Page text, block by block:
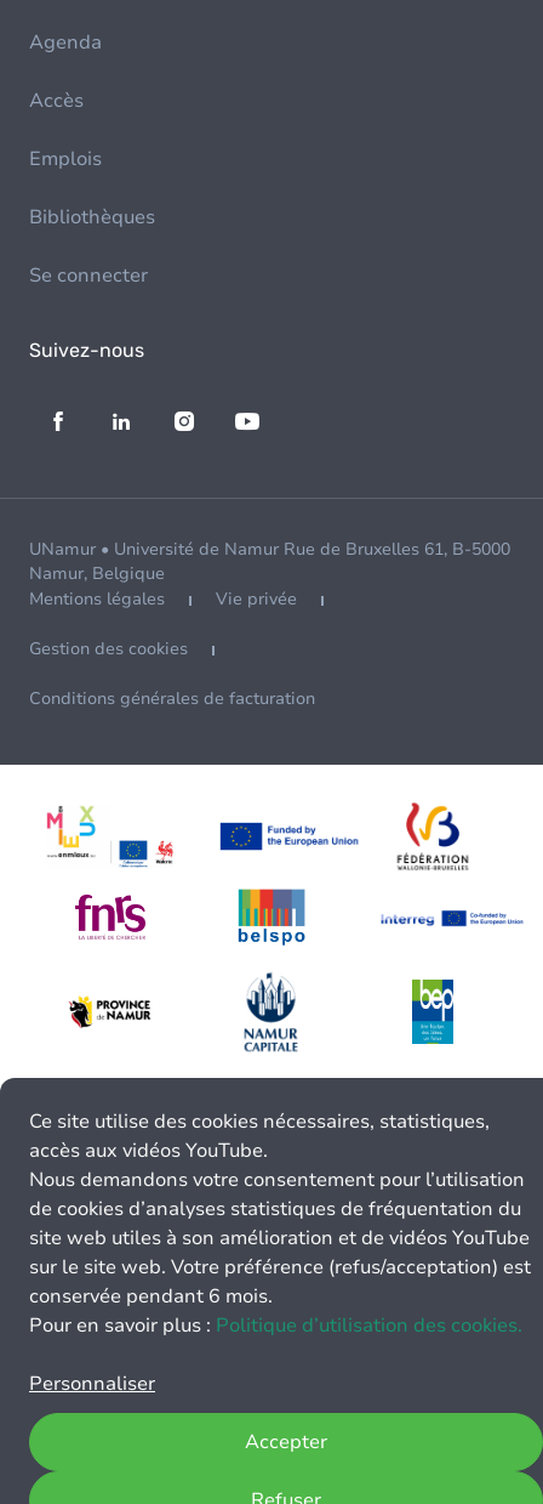
Agenda
Accès
Emplois
Bibliothèques
Se connecter
Suivez-nous
UNamur • Université de Namur Rue de Bruxelles 61, B-5000
Namur, Belgique
Mentions légales
Vie privée
Gestion des cookies
Conditions générales de facturation
Ce site utilise des cookies nécessaires, statistiques,
accès aux vidéos YouTube.
Nous demandons votre consentement pour l’utilisation
de cookies d’analyses statistiques de fréquentation du
site web utiles à son amélioration et de vidéos YouTube
sur le site web. Votre préférence (refus/acceptation) est
conservée pendant 6 mois.
Pour en savoir plus : Politique d’utilisation des cookies.
Personnaliser
Accepter